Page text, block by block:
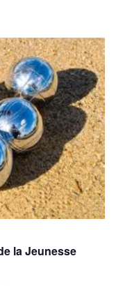
la Jeunesse